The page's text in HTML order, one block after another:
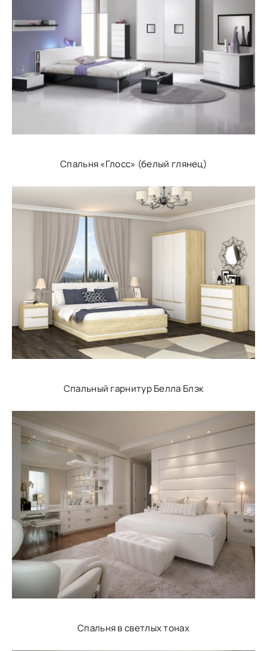
Спальня «Глосс» (белый глянец)
Спальный гарнитур Белла Блэк
Спальня в светлых тонах